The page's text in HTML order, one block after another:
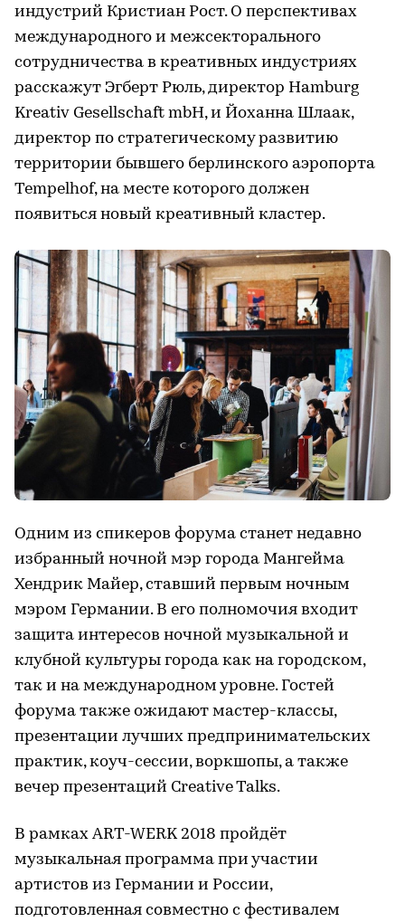
индустрий Кристиан Рост. О перспективах
международного и межсекторального
сотрудничества в креативных индустриях
расскажут Эгберт Рюль, директор Hamburg
Kreativ Gesellschaft mbH, и Йоханна Шлаак,
директор по стратегическому развитию
территории бывшего берлинского аэропорта
Tempelhof, на месте которого должен
появиться новый креативный кластер.
Одним из спикеров форума станет недавно
избранный ночной мэр города Мангейма
Хендрик Майер, ставший первым ночным
мэром Германии. В его полномочия входит
защита интересов ночной музыкальной и
клубной культуры города как на городском,
так и на международном уровне. Гостей
форума также ожидают мастер-классы,
презентации лучших предпринимательских
практик, коуч-сессии, воркшопы, а также
вечер презентаций Creative Talks.
В рамках ART-WERK 2018 пройдёт
музыкальная программа при участии
артистов из Германии и России,
подготовленная совместно с фестивалем